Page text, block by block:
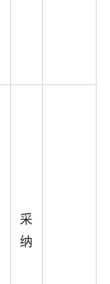
采
纳